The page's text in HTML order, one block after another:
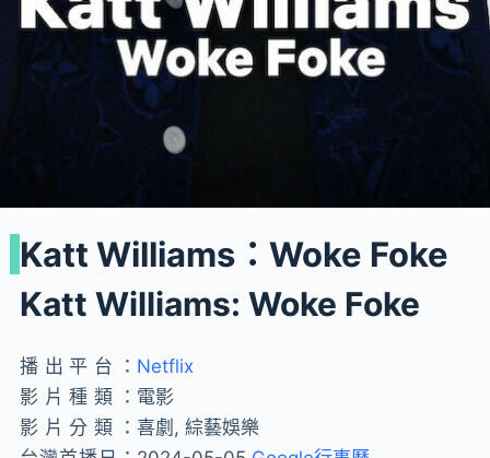
Katt Williams：Woke Foke
Katt Williams: Woke Foke
播出平台： Netflix
影片種類： 電影
影片分類：喜劇, 綜藝娛樂